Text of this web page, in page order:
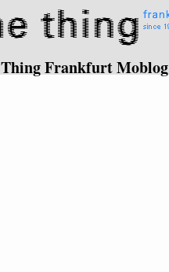
Thing Frankfurt Moblog